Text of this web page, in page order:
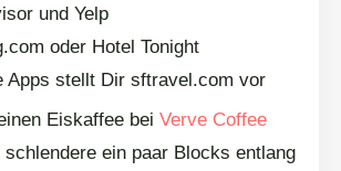
und Yelp
oder Hotel Tonight
Apps stellt Dir sftravel.com vor
Eiskaffee bei Verve Coffee
schlendere ein paar Blocks entlang